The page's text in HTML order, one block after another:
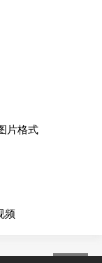
片格式
频